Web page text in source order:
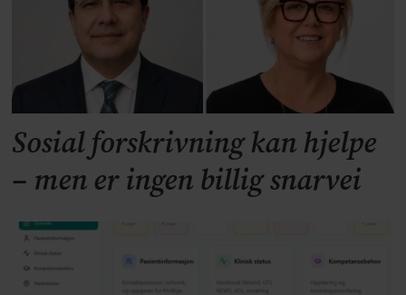
Sosial forskrivning kan hjelpe
– men er ingen billig snarvei